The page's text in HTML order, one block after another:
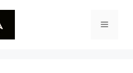
Menu